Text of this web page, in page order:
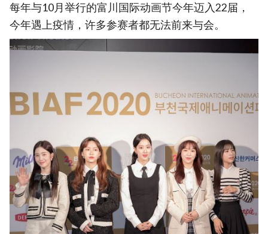
每年与10月举行的富川国际动画节今年迈入22届，
今年遇上疫情，许多参赛者都无法前来与会。